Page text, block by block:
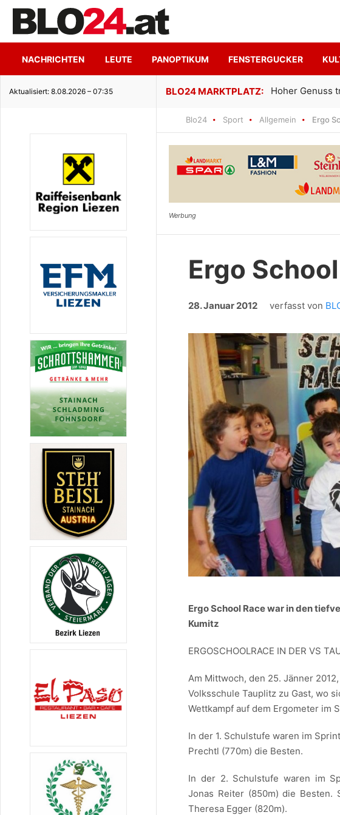
NACHRICHTEN LEUTE PANOPTIKUM FENSTERGUCKER
Aktualisiert: 8.08.2026 – 07:35
Seeidylle Gemeinsam für
Blo24 Sport Allgemein Ergo
Ergo
28. Januar 2012 verfasst von
Ergo School Race war in den
Kumitz
ERGOSCHOOLRACE IN DER VS
Am Mittwoch, den 25. Jänner
Volksschule Tauplitz zu Gast, wo
Wettkampf auf dem Ergometer im
In der 1. Schulstufe waren im
Prechtl (770m) die Besten.
In der 2. Schulstufe waren im
Jonas Reiter (850m) die Besten.
Theresa Egger (820m).